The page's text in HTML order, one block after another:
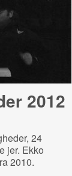
2012
24
jer. Ekko
2010.